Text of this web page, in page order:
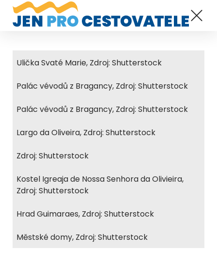
Ulička Svaté Marie, Zdroj: Shutterstock
Palác vévodů z Bragancy, Zdroj: Shutterstock
Palác vévodů z Bragancy, Zdroj: Shutterstock
Largo da Oliveira, Zdroj: Shutterstock
Zdroj: Shutterstock
Kostel Igreaja de Nossa Senhora da Olivieira,
Zdroj: Shutterstock
Hrad Guimaraes, Zdroj: Shutterstock
Městské domy, Zdroj: Shutterstock